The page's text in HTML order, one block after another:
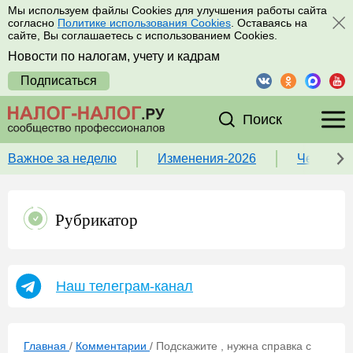
Мы используем файлы Cookies для улучшения работы сайта
согласно Политике использования Cookies . Оставаясь на
сайте, Вы соглашаетесь с использованием Cookies.
Новости по налогам, учету и кадрам
Подписаться
Поиск
Важное за неделю Изменения-2026 Чек-
Рубрикатор
Наш телеграм-канал
Главная / Комментарии / Подскажите , нужна справка с